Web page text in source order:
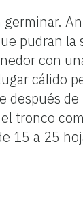
pudran
con
cálido
después
tronco
15 a 25